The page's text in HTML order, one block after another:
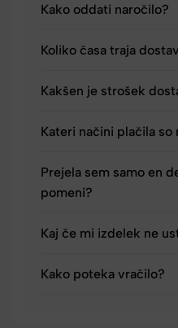
Kako oddati naročilo?
Koliko časa traja
Kakšen je strošek
Kateri načini plačila so
Prejela sem samo en
pomeni?
Kaj če mi izdelek ne
Kako poteka vračilo?